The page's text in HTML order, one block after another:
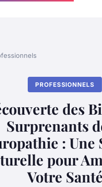
PROFESSIONNELS
des
Surprenants
: Une
pour
Votre Santé